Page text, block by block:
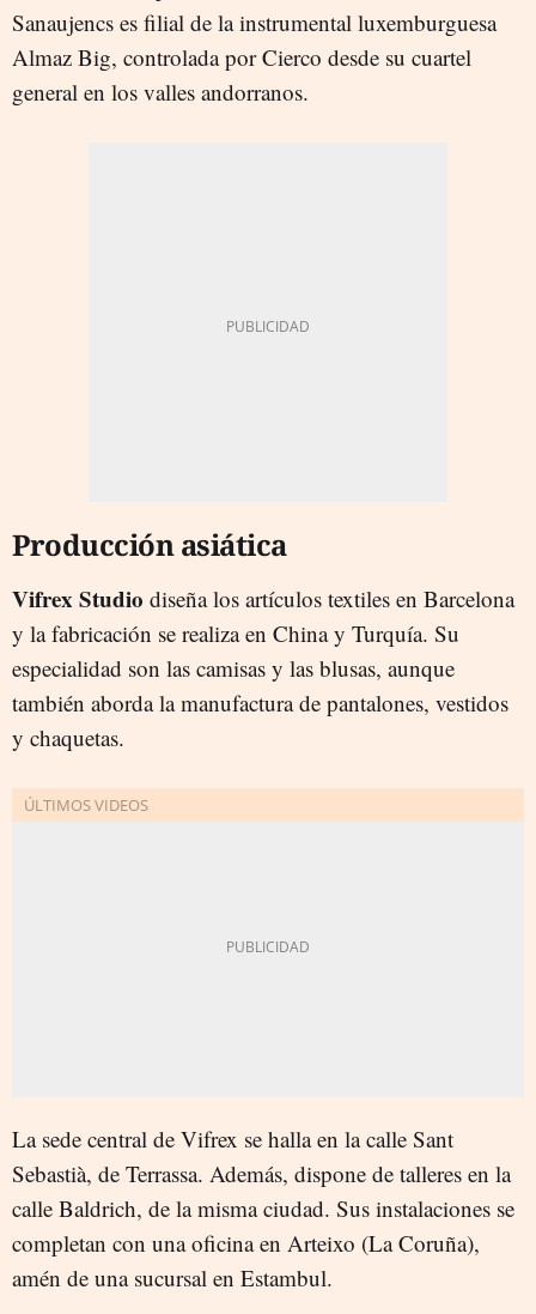
Sanaujencs es filial de la instrumental luxemburguesa
Almaz Big, controlada por Cierco desde su cuartel
general en los valles andorranos.
Producción asiática
Vifrex Studio diseña los artículos textiles en Barcelona
y la fabricación se realiza en China y Turquía. Su
especialidad son las camisas y las blusas, aunque
también aborda la manufactura de pantalones, vestidos
y chaquetas.
La sede central de Vifrex se halla en la calle Sant
Sebastià, de Terrassa. Además, dispone de talleres en la
calle Baldrich, de la misma ciudad. Sus instalaciones se
completan con una oficina en Arteixo (La Coruña),
amén de una sucursal en Estambul.